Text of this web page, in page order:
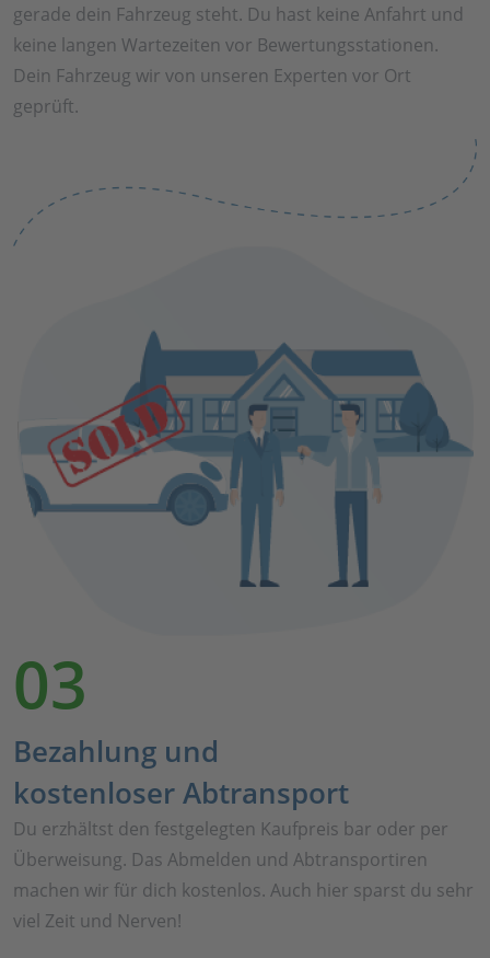
gerade dein Fahrzeug steht. Du hast keine Anfahrt und
keine langen Wartezeiten vor Bewertungsstationen.
Dein Fahrzeug wir von unseren Experten vor Ort
geprüft.
03
Bezahlung und
kostenloser Abtransport
Du erzhältst den festgelegten Kaufpreis bar oder per
Überweisung. Das Abmelden und Abtransportiren
machen wir für dich kostenlos. Auch hier sparst du sehr
viel Zeit und Nerven!